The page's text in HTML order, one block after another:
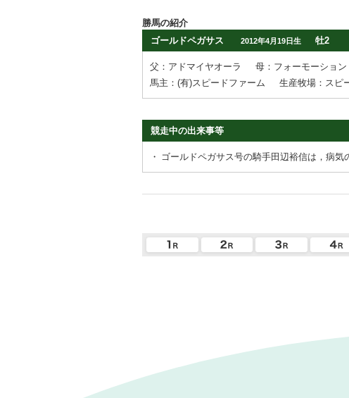
勝馬の紹介
ゴールドペガサス
2012年4月19日生 牡2
父：アドマイヤオーラ
母：フォーモーション
馬主：(有)スピードファーム
生産牧場：スピ
競走中の出来事等
・ ゴールドペガサス号の騎手田辺裕信は，病気